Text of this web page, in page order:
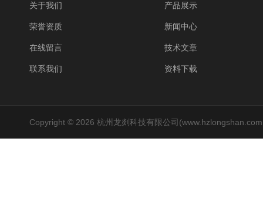
关于我们
荣誉资质
在线留言
联系我们
产品展示
新闻中心
技术文章
资料下载
Copyright © 2026 杭州龙剡科技有限公司